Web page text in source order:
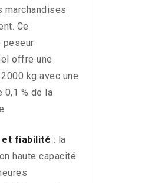
marchandises
Ce
peseur
offre une
kg avec une
0,1 % de la
et fiabilité : la
haute capacité